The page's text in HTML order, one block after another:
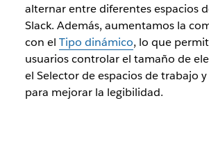
alternar entre diferentes espacios
Slack. Además, aumentamos la
con el Tipo dinámico, lo que
usuarios controlar el tamaño de
el Selector de espacios de trabajo
para mejorar la legibilidad.